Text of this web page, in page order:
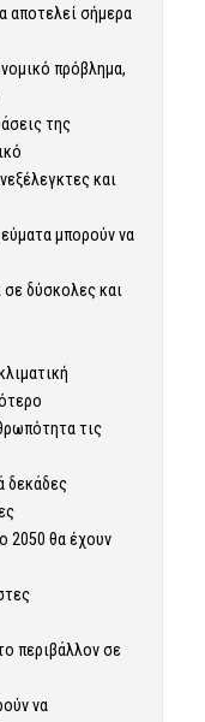
αποτελεί σήμερα
πρόβλημα,
της
και
μπορούν να
σε δύσκολες και
τις
δεκάδες
2050 θα έχουν
περιβάλλον σε
να